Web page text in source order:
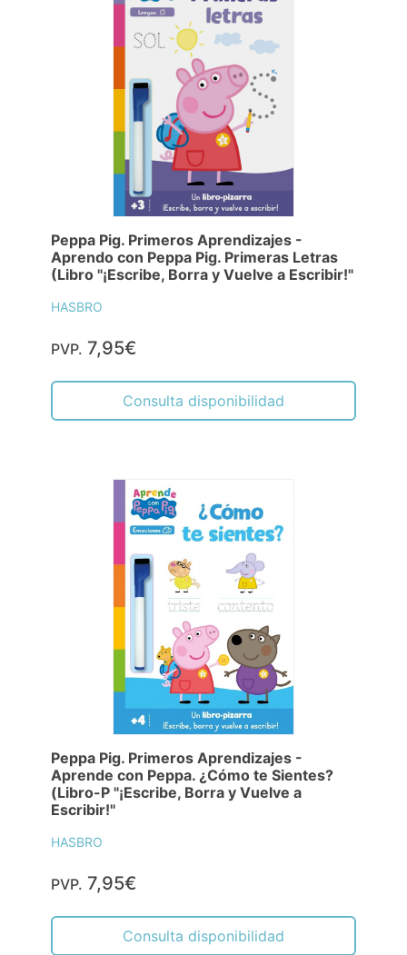
Peppa Pig. Primeros Aprendizajes -
Aprendo con Peppa Pig. Primeras Letras
(Libro "¡Escribe, Borra y Vuelve a Escribir!"
HASBRO
PVP. 7,95€
Consulta disponibilidad
Peppa Pig. Primeros Aprendizajes -
Aprende con Peppa. ¿Cómo te Sientes?
(Libro-P "¡Escribe, Borra y Vuelve a
Escribir!"
HASBRO
PVP. 7,95€
Consulta disponibilidad